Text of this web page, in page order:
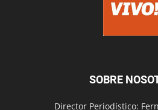
SOBRE
Director Periodístico: